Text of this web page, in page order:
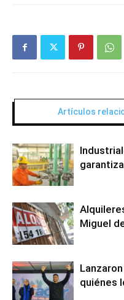
Artículos
Miguel
quiénes